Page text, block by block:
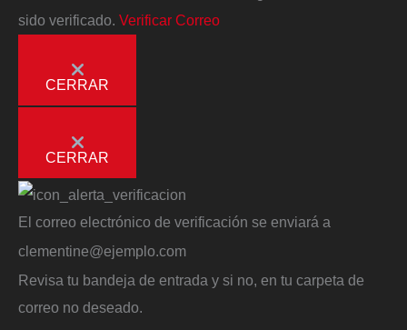
sido verificado. Verificar Correo
CERRAR
CERRAR
El correo electrónico de verificación se enviará a
clementine@ejemplo.com
Revisa tu bandeja de entrada y si no, en tu carpeta de
correo no deseado.